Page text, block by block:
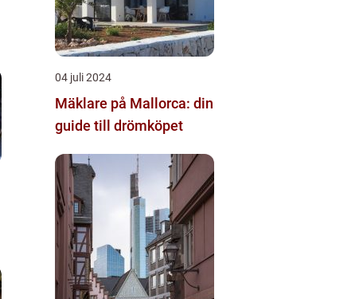
04 juli 2024
Mäklare på Mallorca: din
guide till drömköpet